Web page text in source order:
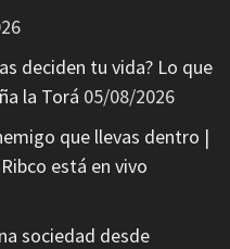
deciden tu vida? Lo que
la Torá 05/08/2026
que llevas dentro |
está en vivo
sociedad desde